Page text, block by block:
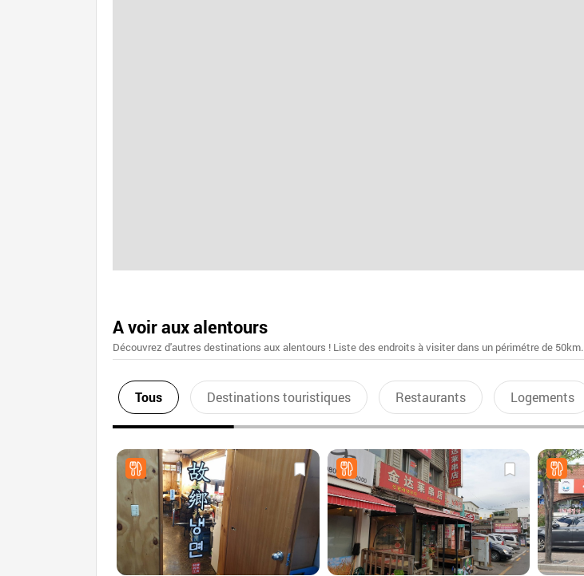
A voir aux alentours
Découvrez d'autres destinations aux alentours ! Liste des endroits à visiter dans un périmétre de 50km.
Tous Destinations touristiques Restaurants Logements